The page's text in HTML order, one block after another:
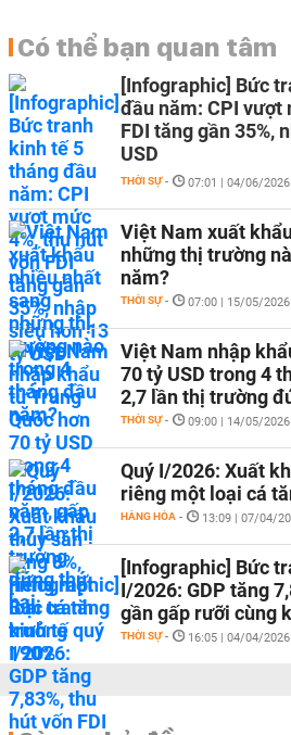
Có thể bạn quan tâm
[Infographic] Bức
đầu năm: CPI vượt
FDI tăng gần 35%,
USD
THỜI SỰ - 07:01 | 04/06/2026
Việt Nam xuất
những thị trường
năm?
THỜI SỰ - 07:00 | 15/05/2026
Việt Nam nhập
70 tỷ USD trong 4
2,7 lần thị trường
THỜI SỰ - 09:00 | 14/05/2026
Quý I/2026: Xuất
riêng một loại cá
HÀNG HÓA - 13:09 | 07/04/
[Infographic] Bức
I/2026: GDP tăng
gần gấp rưỡi cùng
THỜI SỰ - 16:05 | 04/04/2026